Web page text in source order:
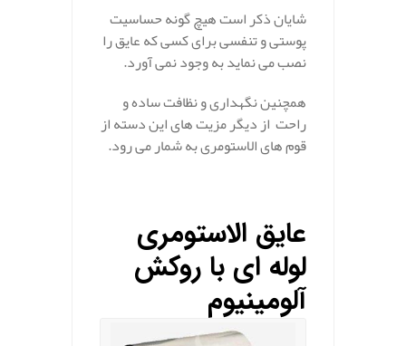
شایان ذکر است هیچ گونه حساسیت
پوستی و تنفسی برای کسی که عایق را
نصب می نماید به وجود نمی آورد.
همچنین نگهداری و نظافت ساده و
راحت از دیگر مزیت های این دسته از
قوم های الاستومری به شمار می رود.
عایق الاستومری
لوله ای با روکش
آلومینیوم